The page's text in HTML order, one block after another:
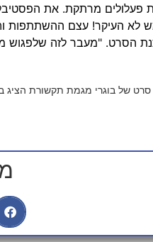
פעלולים מרתקת. את
לא העיקר! עצם ההשתתפות
הסרט. "מעבר לזה שלפגוש
של בוגרי מגמת תקשורת הציג